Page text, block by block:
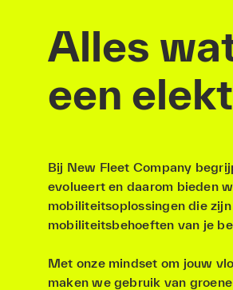
Alles
een
Bij New Fleet Company
evolueert en daarom bieden
mobiliteitsoplossingen die
mobiliteitsbehoeften van je
Met onze mindset om jouw
maken we gebruik van